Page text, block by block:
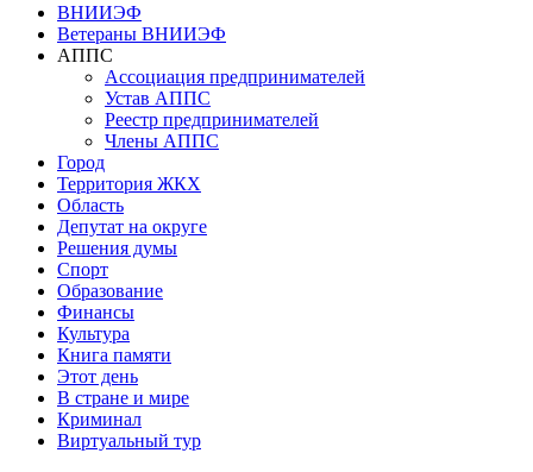
ВНИИЭФ
Ветераны ВНИИЭФ
АППС
Ассоциация предпринимателей
Устав АППС
Реестр предпринимателей
Члены АППС
Город
Территория ЖКХ
Область
Депутат на округе
Решения думы
Спорт
Образование
Финансы
Культура
Книга памяти
Этот день
В стране и мире
Криминал
Виртуальный тур